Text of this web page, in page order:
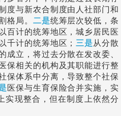
度与新农合制度由人社部门和
格局。 二是统筹层次较低，条
百计的统筹地区，城乡居民医
千计的统筹地区； 三是从分散
成立，将过去分散在发改委、
保相关的机构及其职能进行整
保体系中分离，导致整个社保
医保与生育保险合并实施，实
实现整合，但在制度上依然分